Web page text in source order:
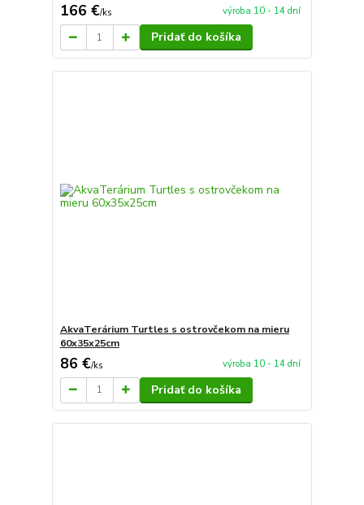
166 €/ks výroba 10 - 14 dní
Pridať do košíka
AkvaTerárium Turtles s ostrovčekom na mieru
60x35x25cm
86 €/ks výroba 10 - 14 dní
Pridať do košíka